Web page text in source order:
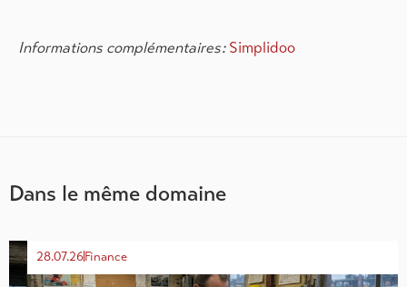
Informations complémentaires : Simplidoo
Dans le même domaine
28.07.26Finance